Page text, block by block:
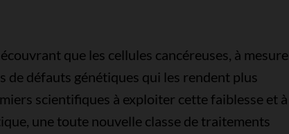
que les cellules cancéreuses, à mesure
de défauts génétiques qui les rendent plus
scientifiques à exploiter cette faiblesse et à
une toute nouvelle classe de traitements